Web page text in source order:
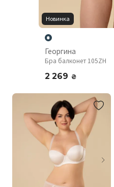
Новинка
Георгина
Бра балконет 105ZH
2 269 ₴